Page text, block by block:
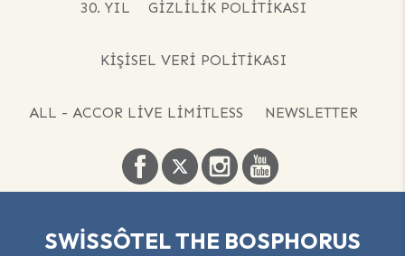
30. YIL GIZLILIK POLITIKASI
KIŞISEL VERI POLITIKASI
ALL - ACCOR LIVE LIMITLESS NEWSLETTER
SWISSÔTEL THE BOSPHORUS